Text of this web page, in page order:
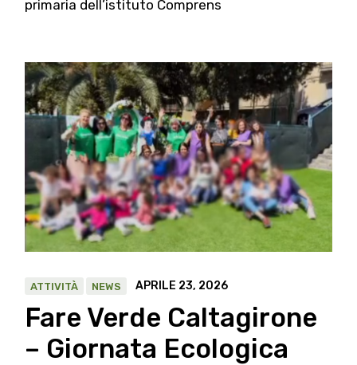
primaria dell’istituto Comprens
ATTIVITÀ NEWS APRILE 23, 2026
Fare Verde Caltagirone
– Giornata Ecologica